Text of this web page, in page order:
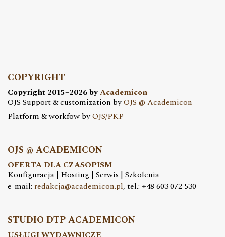
COPYRIGHT
Copyright 2015–2026 byAcademicon
OJS Support & customization byOJS @ Academicon
Platform & workfow byOJS/PKP
OJS @ ACADEMICON
OFERTA DLA CZASOPISM
Konfiguracja | Hosting | Serwis | Szkolenia
e-mail: redakcja@academicon.pl, tel.: +48 603 072 530
STUDIO DTP ACADEMICON